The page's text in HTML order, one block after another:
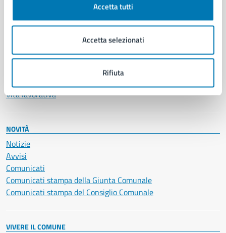
Accetta tutti
Accetta selezionati
Rifiuta
Documenti e certificati
Educazione e formazione
Giustizia e sicurezza pubblica
Imprese e commercio
Salute, benessere e assistenza
Vita lavorativa
NOVITÀ
Notizie
Avvisi
Comunicati
Comunicati stampa della Giunta Comunale
Comunicati stampa del Consiglio Comunale
VIVERE IL COMUNE